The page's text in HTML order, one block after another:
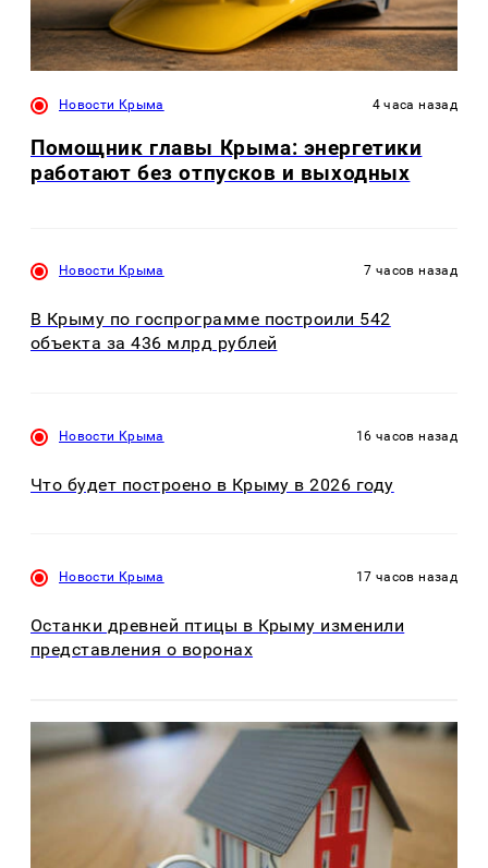
Новости Крыма 4 часа назад
Помощник главы Крыма: энергетики
работают без отпусков и выходных
Новости Крыма 7 часов назад
В Крыму по госпрограмме построили 542
объекта за 436 млрд рублей
Новости Крыма 16 часов назад
Что будет построено в Крыму в 2026 году
Новости Крыма 17 часов назад
Останки древней птицы в Крыму изменили
представления о воронах